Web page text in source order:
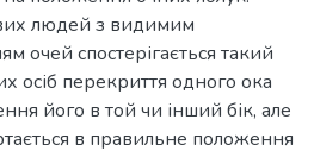
людей з видимим
очей спостерігається такий
осіб перекриття одного ока
його в той чи інший бік, але
в правильне положення